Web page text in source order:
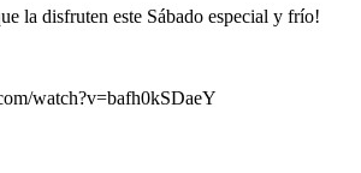
la disfruten este Sábado especial y frío!
watch?v=bafh0kSDaeY